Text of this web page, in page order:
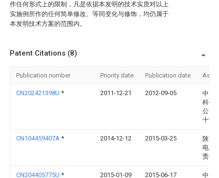
作任何形式上的限制，凡是依据本发明的技术实质对以上
实施例所作的任何简单修改、等同变化与修饰，均仍属于
本发明技术方案的范围内。
Patent Citations (8)
Publication number Priority date Publication date
CN202421398U * 2011-12-21 2012-09-05
中国
科技
公司
十研
CN104459407A * 2014-12-12 2015-03-25
陕西
电子
责任
CN204405775U * 2015-01-09 2015-06-17 中国